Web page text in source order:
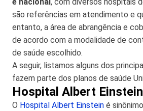
são referências em atendimento e
entanto, a área de abrangência e
de acordo com a modalidade de
de saúde escolhido.
A seguir, listamos alguns dos
fazem parte dos planos de saúde
Hospital Albert Einstein
O Hospital Albert Einstein é